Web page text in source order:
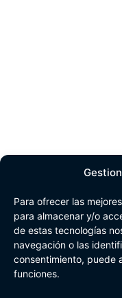
Para ofrecer las
para almacenar y/o
de estas tecnologías
navegación o las
consentimiento, puede
funciones.